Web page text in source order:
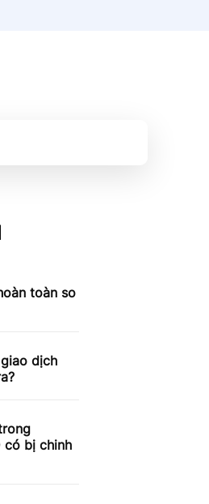
toàn so
dịch
có bị chinh